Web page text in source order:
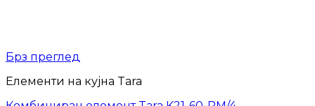
Брз преглед
Елементи на кујна Tara